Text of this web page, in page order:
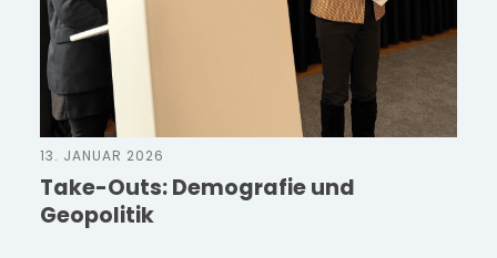
13. JANUAR 2026
Take-Outs: Demografie und
Geopolitik